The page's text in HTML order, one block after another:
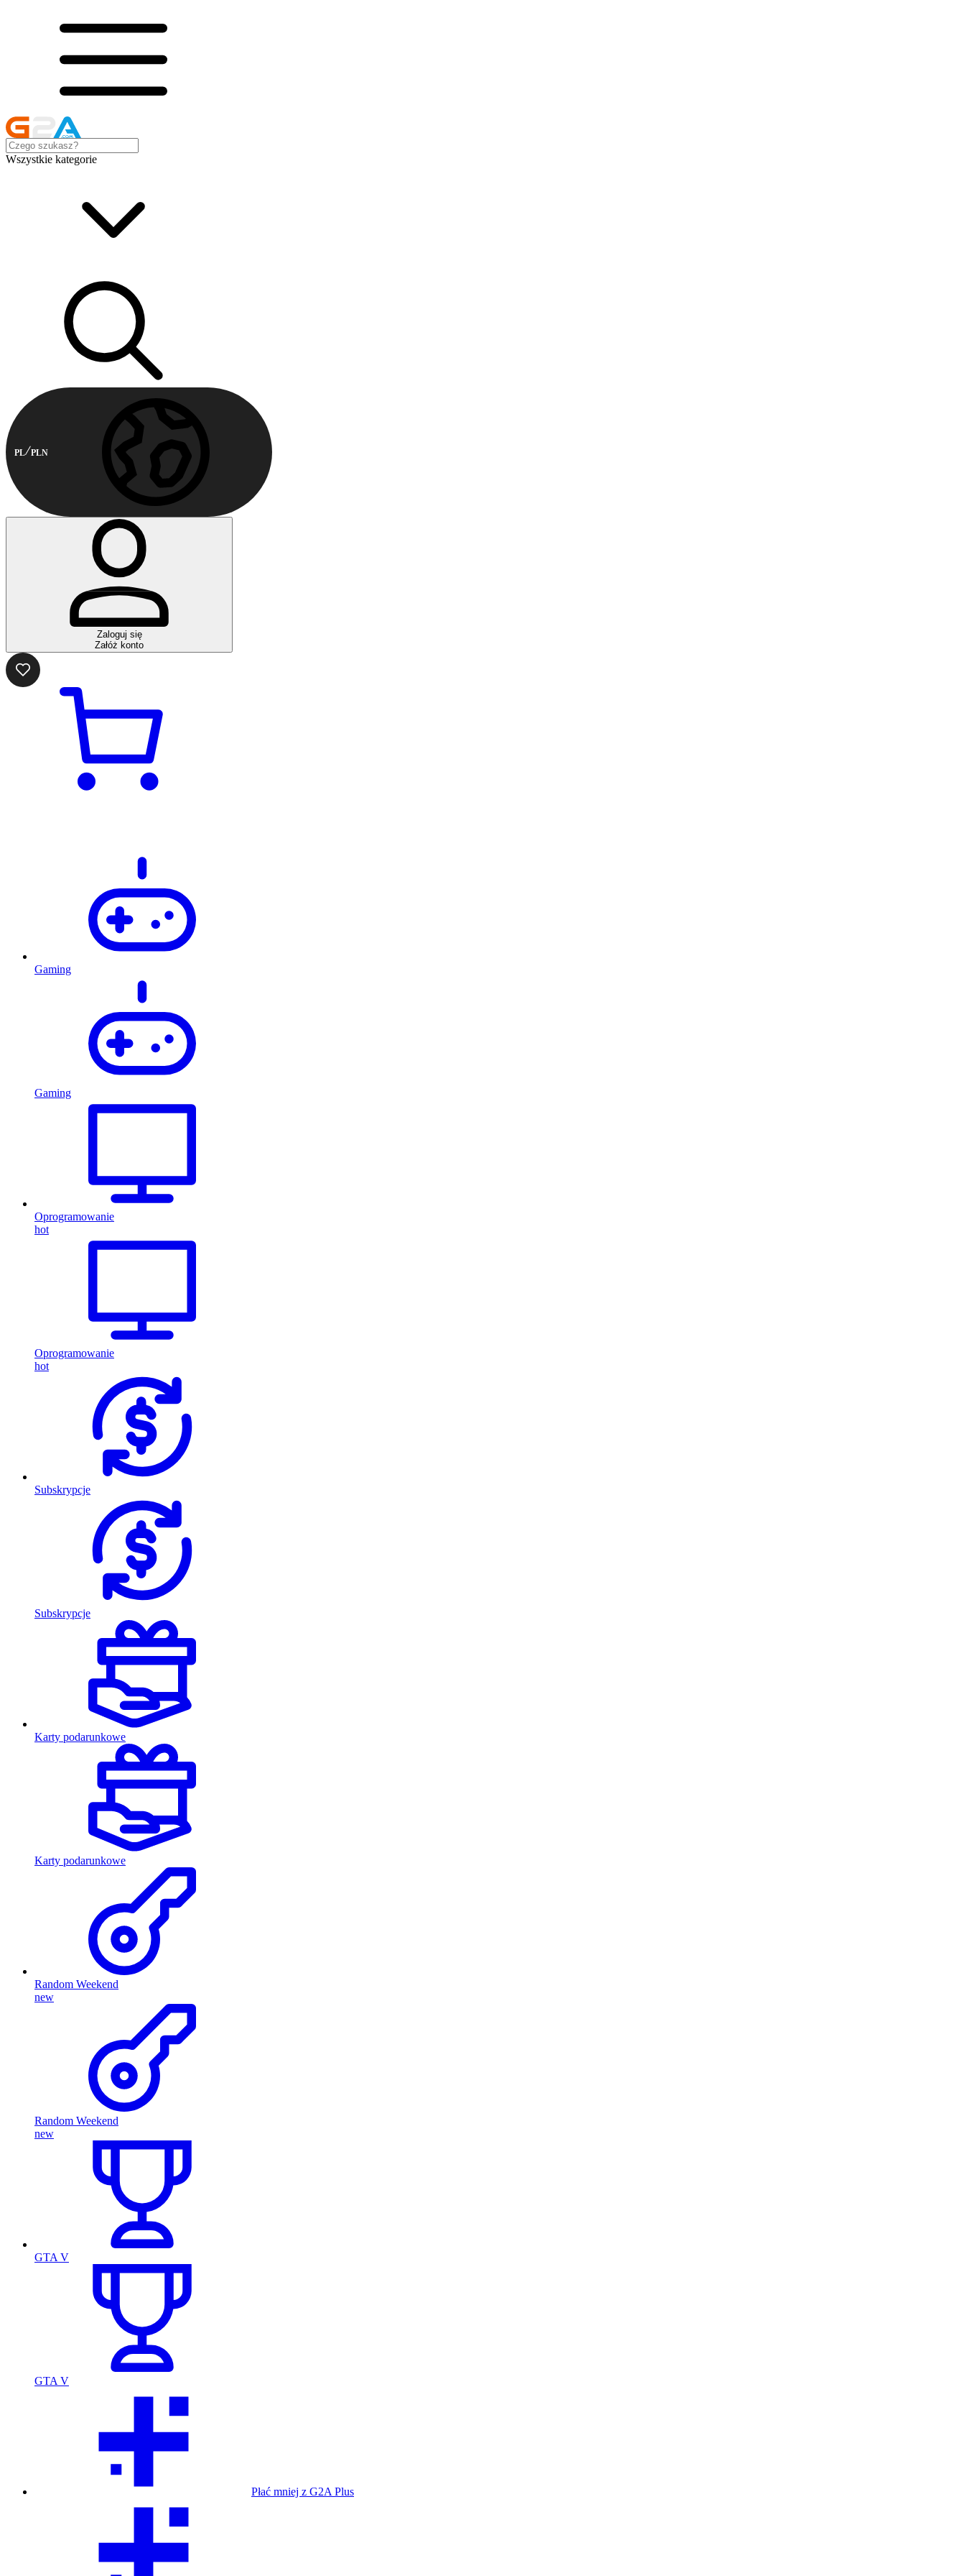
Wszystkie kategorie
PL PLN
Zaloguj się
Załóż konto
Gaming
Gaming
Oprogramowanie
hot
Oprogramowanie
hot
Subskrypcje
Subskrypcje
Karty podarunkowe
Karty podarunkowe
Random Weekend
new
Random Weekend
new
GTA V
GTA V
Płać mniej z G2A Plus